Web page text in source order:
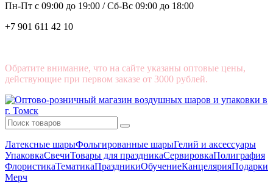
Пн-Пт с 09:00 до 19:00 /Сб-Вс 09:00 до 18:00
+7 901 611 42 10
Обратите внимание, что на сайте указаны оптовые цены,
действующие при первом заказе от 3000 рублей.
Латексные шарыФольгированные шарыГелий и аксессуары
УпаковкаСвечиТовары для праздникаСервировкаПолиграфия
ФлористикаТематикаПраздникиОбучениеКанцелярияПодарки
Мерч